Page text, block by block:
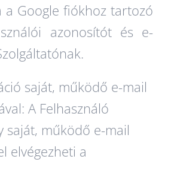
a Google fiókhoz tartozó
azonosítót és e-
saját, működő e-mail
A Felhasználó
saját, működő e-mail
elvégezheti a